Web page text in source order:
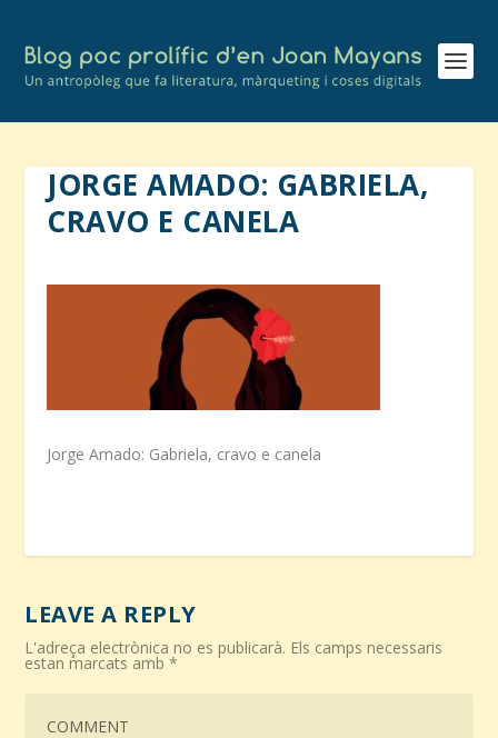
JORGE AMADO: GABRIELA,
CRAVO E CANELA
Jorge Amado: Gabriela, cravo e canela
LEAVE A REPLY
L'adreça electrònica no es publicarà. Els camps necessaris
estan marcats amb*